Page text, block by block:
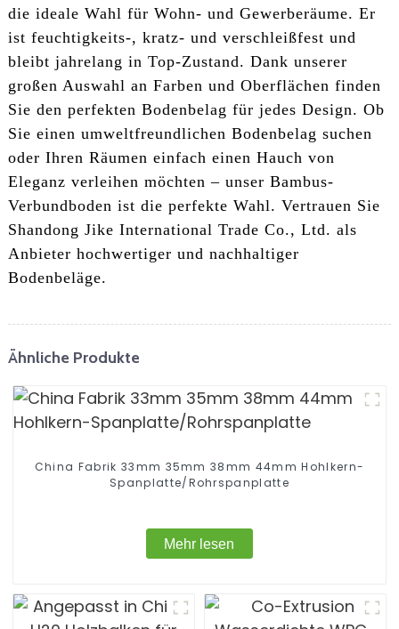
die ideale Wahl für Wohn- und Gewerberäume. Er
ist feuchtigkeits-, kratz- und verschleißfest und
bleibt jahrelang in Top-Zustand. Dank unserer
großen Auswahl an Farben und Oberflächen finden
Sie den perfekten Bodenbelag für jedes Design. Ob
Sie einen umweltfreundlichen Bodenbelag suchen
oder Ihren Räumen einfach einen Hauch von
Eleganz verleihen möchten – unser Bambus-
Verbundboden ist die perfekte Wahl. Vertrauen Sie
Shandong Jike International Trade Co., Ltd. als
Anbieter hochwertiger und nachhaltiger
Bodenbeläge.
Ähnliche Produkte
China Fabrik 33mm 35mm 38mm 44mm Hohlkern-
Spanplatte/Rohrspanplatte
Mehr lesen